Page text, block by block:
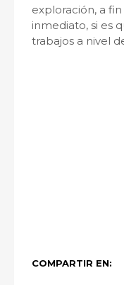
exploración, a
inmediato, si es
trabajos a nivel
COMPARTIR EN: